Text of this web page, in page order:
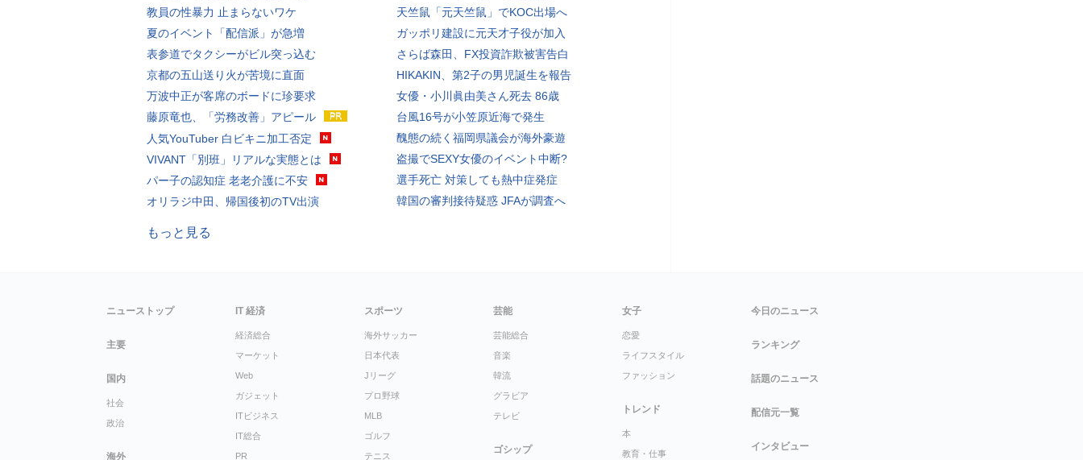
教員の性暴力 止まらないワケ
夏のイベント「配信派」が急増
表参道でタクシーがビル突っ込む
京都の五山送り火が苦境に直面
万波中正が客席のボードに珍要求
藤原竜也、「労務改善」アピール
人気YouTuber 白ビキニ加工否定
VIVANT「別班」リアルな実態とは
パー子の認知症 老老介護に不安
オリラジ中田、帰国後初のTV出演
天竺鼠「元天竺鼠」でKOC出場へ
ガッポリ建設に元天才子役が加入
さらば森田、FX投資詐欺被害告白
HIKAKIN、第2子の男児誕生を報告
女優・小川眞由美さん死去 86歳
台風16号が小笠原近海で発生
醜態の続く福岡県議会が海外豪遊
盗撮でSEXY女優のイベント中断?
選手死亡 対策しても熱中症発症
韓国の審判接待疑惑 JFAが調査へ
もっと見る
ニューストップ
主要
国内
社会
政治
海外
IT 経済
経済総合
マーケット
Web
ガジェット
ITビジネス
IT総合
PR
スポーツ
海外サッカー
日本代表
Jリーグ
プロ野球
MLB
ゴルフ
テニス
芸能
芸能総合
音楽
韓流
グラビア
テレビ
ゴシップ
女子
恋愛
ライフスタイル
ファッション
トレンド
本
教育・仕事
今日のニュース
ランキング
話題のニュース
配信元一覧
インタビュー